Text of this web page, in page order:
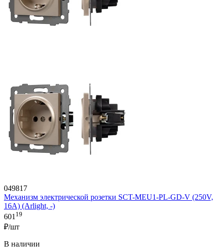
049817
Механизм электрической розетки SCT-MEU1-PL-GD-V (250V,
16A) (Arlight, -)
60119
₽/шт
В наличии